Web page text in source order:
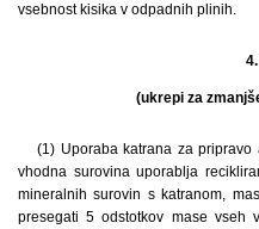
vsebnost kisika v odpadnih plinih.
(ukrepi za
(1) Uporaba katrana za
vhodna surovina uporablja
mineralnih surovin s katranom,
presegati 5 odstotkov mase vseh